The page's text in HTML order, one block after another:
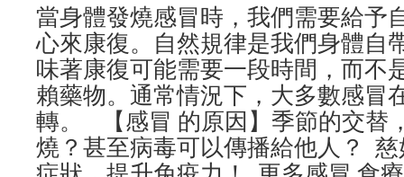
當身體發燒感冒時，我們需要給予
心來康復。自然規律是我們身體自
味著康復可能需要一段時間，而不
賴藥物。通常情況下，大多數感冒
轉。 【感冒 的原因】季節的交替
燒？甚至病毒可以傳播給他人？